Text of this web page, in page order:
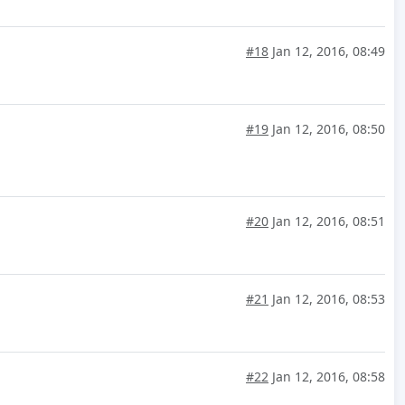
#18 Jan 12, 2016, 08:49
#19 Jan 12, 2016, 08:50
#20 Jan 12, 2016, 08:51
#21 Jan 12, 2016, 08:53
#22 Jan 12, 2016, 08:58